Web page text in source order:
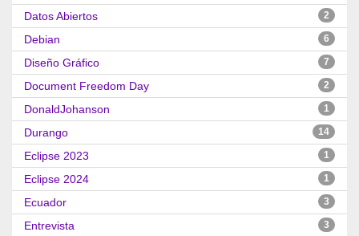
Datos Abiertos 2
Debian 6
Diseño Gráfico 7
Document Freedom Day 2
DonaldJohanson 1
Durango 14
Eclipse 2023 1
Eclipse 2024 1
Ecuador 3
Entrevista 3